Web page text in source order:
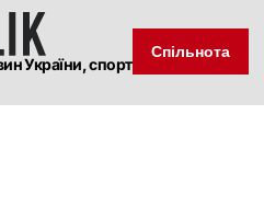
України, спорт
Спільнота